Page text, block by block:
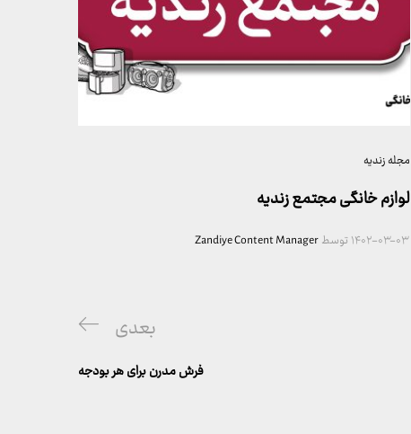
مجله زندیه
لوازم خانگی مجتمع زندیه
۱۴۰۲-۰۳-۰۳توسطZandiye Content Manager
پست
بعدی
بعدی
فرش مدرن برای هر بودجه